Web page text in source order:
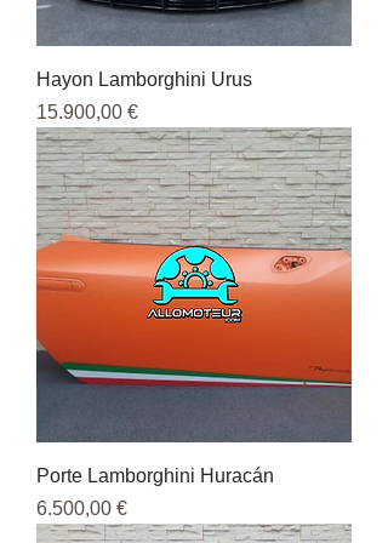
Hayon Lamborghini Urus
Pris
15.900,00 €
Porte Lamborghini Huracán
Pris
6.500,00 €